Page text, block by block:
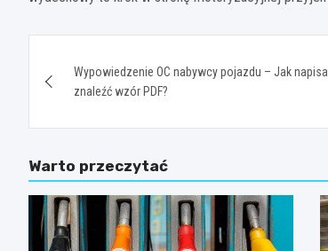
wpisu
Wypowiedzenie OC nabywcy pojazdu – Jak
znaleźć wzór PDF?
Warto przeczytać